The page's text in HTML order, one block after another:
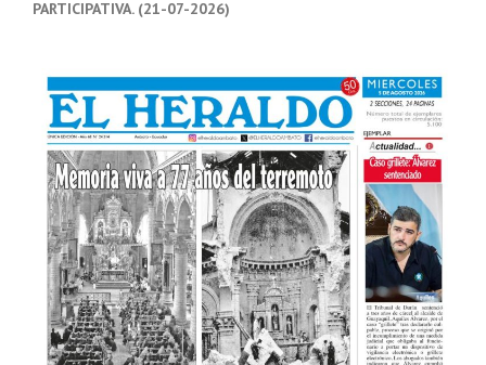
PARTICIPATIVA. (21-07-2026)